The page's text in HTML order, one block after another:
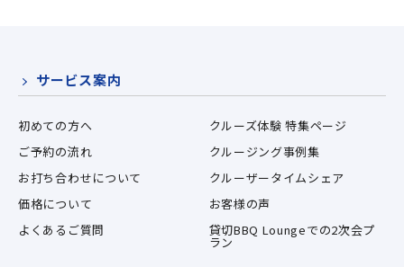
サービス案内
初めての方へ
クルーズ体験 特集ページ
ご予約の流れ
クルージング事例集
お打ち合わせについて
クルーザータイムシェア
価格について
お客様の声
よくあるご質問
貸切BBQ Loungeでの2次会プ
ラン